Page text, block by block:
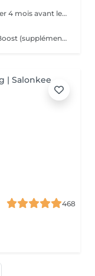
- Cure Procell (microneedling à commencer 4 mois avant le jour J) ou cure Soin Signature. - Gommage du corps et massage 1h : 1 semaine avant le jour J - Beauté des mains et beauté des pieds (vernis semi permanent en supplément) : 2 jours avant le jour J - Maquillage Mariée, le jour J + essai à votre convenance - Épilations au choix, 2 jours avant le jour J 1099€ au lieu de 1435€
- Soin visage "Signature" ou Platinum Re-Boost (supplément de 25€) - Gommage du corps - Massage détente dos et épaules - Beauté des pieds et vernis simple (semi permanent + 6€) - Beauté des mains et vernis classique (semi permanent + 15€) - Maquillage Mariée + essai préalable - Épilations au choix (cire classique) Forfait à planifier avec votre esthéticienne 599€ au lieu de 728€
468